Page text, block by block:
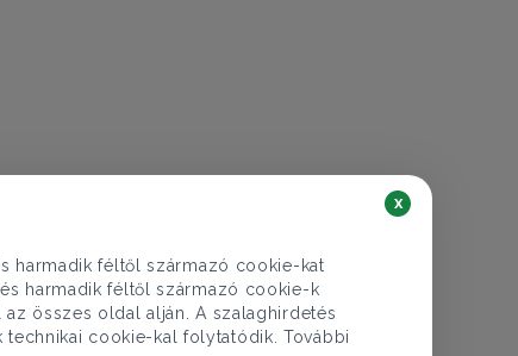
5 szoba 160 nm 2 fürdő
harmadik féltől származó cookie-kat
harmadik féltől származó cookie-k
az összes oldal alján. A szalaghirdetés
technikai cookie-kal folytatódik. További
x